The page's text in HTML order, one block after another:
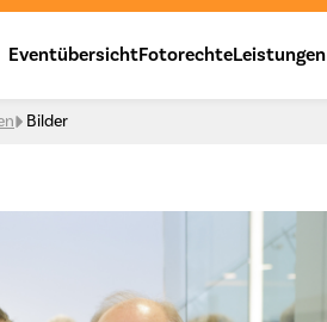
EventübersichtFotorechteLeistungen
Bilder